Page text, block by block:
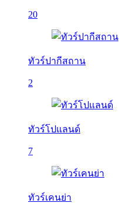
20
ทัวร์ปากีสถาน
2
ทัวร์โปแลนด์
7
ทัวร์เคนย่า